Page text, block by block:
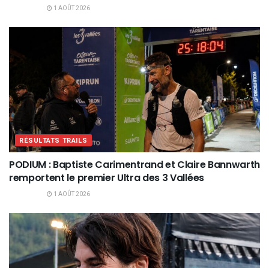
1 AOÛT 2026
RÉSULTATS TRAILS
PODIUM : Baptiste Carimentrand et Claire Bannwarth
remportent le premier Ultra des 3 Vallées
1 AOÛT 2026